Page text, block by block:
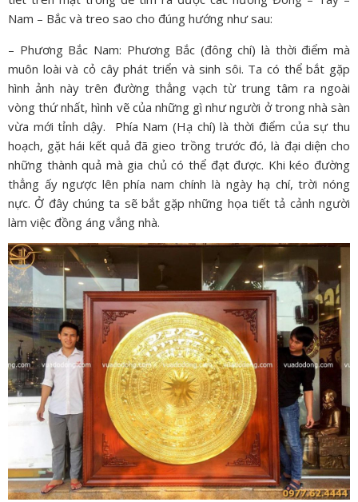
Nam – Bắc và treo sao cho đúng hướng như sau:
– Phương Bắc Nam: Phương Bắc (đông chí) là thời điểm mà
muôn loài và cỏ cây phát triển và sinh sôi. Ta có thể bắt gặp
hình ảnh này trên đường thẳng vạch từ trung tâm ra ngoài
vòng thứ nhất, hình vẽ của những gì như người ở trong nhà sàn
vừa mới tỉnh dậy. Phía Nam (Hạ chí) là thời điểm của sự thu
hoạch, gặt hái kết quả đã gieo trồng trước đó, là đại diện cho
những thành quả mà gia chủ có thể đạt được. Khi kéo đường
thẳng ấy ngược lên phía nam chính là ngày hạ chí, trời nóng
nực. Ở đây chúng ta sẽ bắt gặp những họa tiết tả cảnh người
làm việc đồng áng vắng nhà.